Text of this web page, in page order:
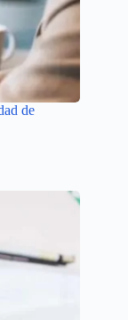
de